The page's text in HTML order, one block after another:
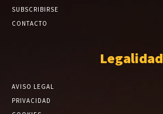
SUBSCRIBIRSE
CONTACTO
Legalidad
AVISO LEGAL
PRIVACIDAD